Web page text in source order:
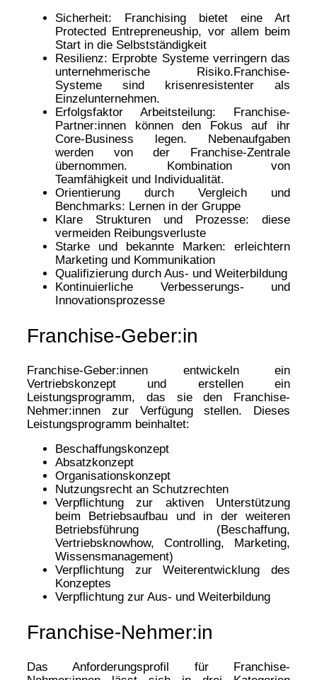
Sicherheit: Franchising bietet eine Art
Protected Entrepreneuship, vor allem beim
Start in die Selbstständigkeit
Resilienz: Erprobte Systeme verringern das
unternehmerische Risiko.Franchise-
Systeme sind krisenresistenter als
Einzelunternehmen.
Erfolgsfaktor Arbeitsteilung: Franchise-
Partner:innen können den Fokus auf ihr
Core-Business legen. Nebenaufgaben
werden von der Franchise-Zentrale
übernommen. Kombination von
Teamfähigkeit und Individualität.
Orientierung durch Vergleich und
Benchmarks: Lernen in der Gruppe
Klare Strukturen und Prozesse: diese
vermeiden Reibungsverluste
Starke und bekannte Marken: erleichtern
Marketing und Kommunikation
Qualifizierung durch Aus- und Weiterbildung
Kontinuierliche Verbesserungs- und
Innovationsprozesse
Franchise-Geber:in
Franchise-Geber:innen entwickeln ein
Vertriebskonzept und erstellen ein
Leistungsprogramm, das sie den Franchise-
Nehmer:innen zur Verfügung stellen. Dieses
Leistungsprogramm beinhaltet:
Beschaffungskonzept
Absatzkonzept
Organisationskonzept
Nutzungsrecht an Schutzrechten
Verpflichtung zur aktiven Unterstützung
beim Betriebsaufbau und in der weiteren
Betriebsführung (Beschaffung,
Vertriebsknowhow, Controlling, Marketing,
Wissensmanagement)
Verpflichtung zur Weiterentwicklung des
Konzeptes
Verpflichtung zur Aus- und Weiterbildung
Franchise-Nehmer:in
Das Anforderungsprofil für Franchise-